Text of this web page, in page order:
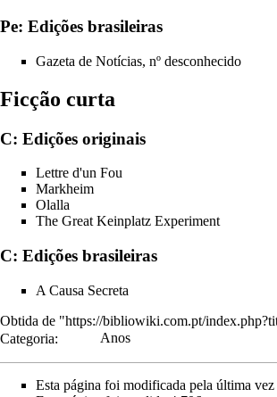
Pe: Edições brasileiras
Gazeta de Notícias, nº desconhecido
Ficção curta
C: Edições originais
Lettre d'un Fou
Markheim
Olalla
The Great Keinplatz Experiment
C: Edições brasileiras
A Causa Secreta
Obtida de "https://bibliowiki.com.pt/
Categoria: Anos
Esta página foi modificada pela última